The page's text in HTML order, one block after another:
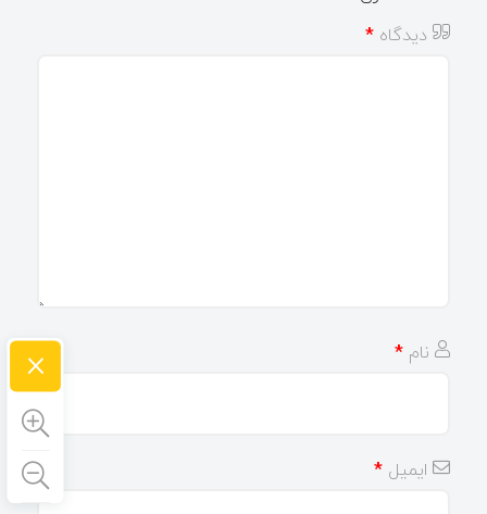
دیدگاه *
نام *
ایمیل *
×